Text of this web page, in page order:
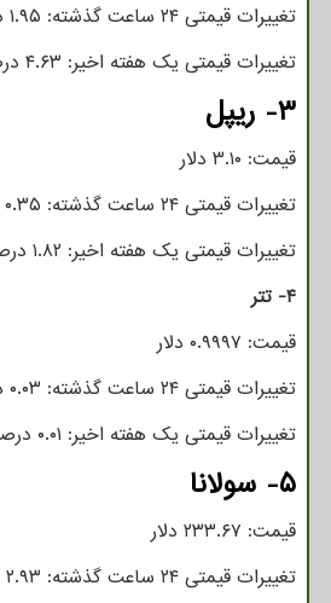
تغییرات قیمتی ۲۴ ساعت گذشته: ۱.۹۵ درصد کاهش
تغییرات قیمتی یک هفته اخیر: ۴.۶۳ درصد کاهش
۳- ریپل
قیمت: ۳.۱۰ دلار
تغییرات قیمتی ۲۴ ساعت گذشته: ۰.۳۵ درصد کاهش
تغییرات قیمتی یک هفته اخیر: ۱.۸۲ درصد کاهش
۴- تتر
قیمت: ۰.۹۹۹۷ دلار
تغییرات قیمتی ۲۴ ساعت گذشته: ۰.۰۳ درصد کاهش
تغییرات قیمتی یک هفته اخیر: ۰.۰۱ درصد کاهش
۵- سولانا
قیمت: ۲۳۳.۶۷ دلار
تغییرات قیمتی ۲۴ ساعت گذشته: ۲.۹۳ درصد کاهش